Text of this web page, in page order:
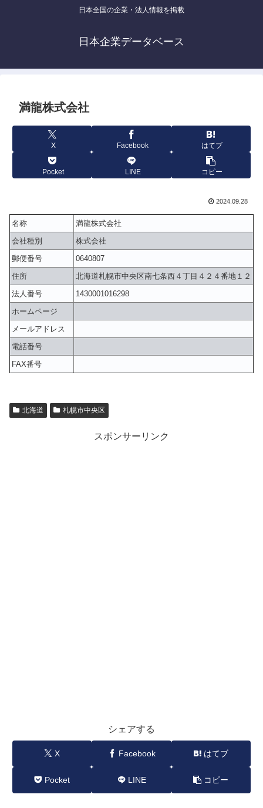
日本全国の企業・法人情報を掲載
日本企業データベース
満龍株式会社
X Facebook はてブ
Pocket LINE コピー
2024.09.28
名称
満龍株式会社
会社種別
株式会社
郵便番号
0640807
住所
北海道札幌市中央区南七条西４丁目４２４番地１２
法人番号
1430001016298
ホームページ
メールアドレス
電話番号
FAX番号
北海道 札幌市中央区
スポンサーリンク
シェアする
X Facebook はてブ
Pocket LINE コピー